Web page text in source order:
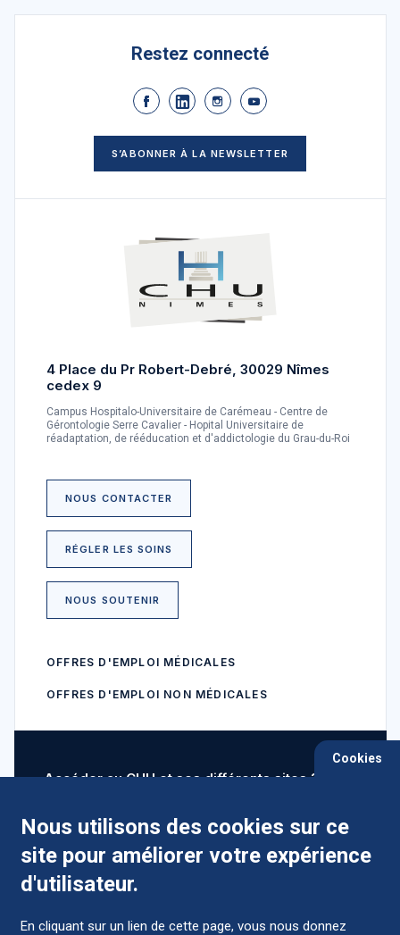
Restez connecté
S’ABONNER À LA NEWSLETTER
4 Place du Pr Robert-Debré, 30029 Nîmes
cedex 9
Campus Hospitalo-Universitaire de Carémeau - Centre de
Gérontologie Serre Cavalier - Hopital Universitaire de
réadaptation, de rééducation et d'addictologie du Grau-du-Roi
NOUS CONTACTER
RÉGLER LES SOINS
NOUS SOUTENIR
OFFRES D'EMPLOI MÉDICALES
OFFRES D'EMPLOI NON MÉDICALES
Accéder au CHU et ses différents sites ?
Comment préparer mon hospitalisation ?
Cookies
Nous utilisons des cookies sur ce
site pour améliorer votre expérience
d'utilisateur.
En cliquant sur un lien de cette page, vous nous donnez